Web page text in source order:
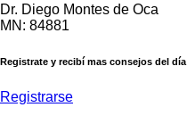
Dr. Diego Montes de Oca
MN: 84881
Registrate y recibí mas consejos del día
Registrarse